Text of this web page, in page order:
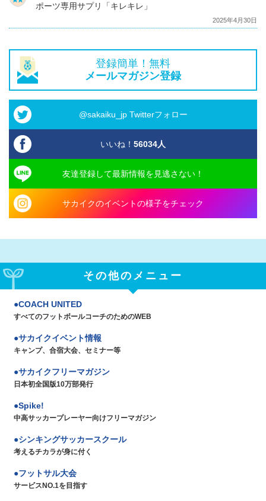
ポーツ専用サプリ「キレキレ」
2025年4月30日
登録簡単！無料
メールマガジン登録
@sakaiku_jp Twitterフォロー
いいね！ 56034人
友達登録して最新情報を見逃さない！
サカイクのイベントの様子をチェック
その他のメニュー
COACH UNITED
すべてのフットボールコーチのためのWEB
サカイクイベント情報
キャンプ、合宿大会、セミナー等
サカイクフリーマガジン
日本初全国版10万部発行
Spike!
中高サッカープレーヤー向けフリーマガジン
シンキングサッカースクール
考えるチカラが身に付く
フットサル大会
サービスNO.1を目指す